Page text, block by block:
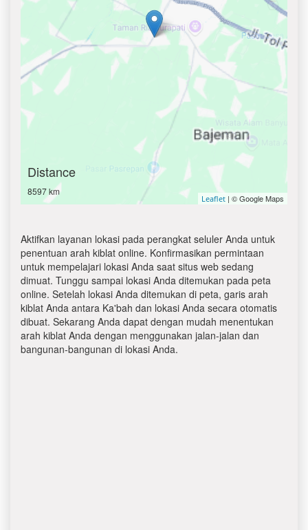
Distance
8597 km
Leaflet | © Google Maps
Aktifkan layanan lokasi pada perangkat seluler Anda untuk
penentuan arah kiblat online. Konfirmasikan permintaan
untuk mempelajari lokasi Anda saat situs web sedang
dimuat. Tunggu sampai lokasi Anda ditemukan pada peta
online. Setelah lokasi Anda ditemukan di peta, garis arah
kiblat Anda antara Ka'bah dan lokasi Anda secara otomatis
dibuat. Sekarang Anda dapat dengan mudah menentukan
arah kiblat Anda dengan menggunakan jalan-jalan dan
bangunan-bangunan di lokasi Anda.